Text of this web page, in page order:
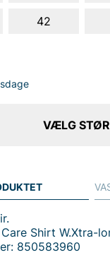
42
VÆLG
Shirt W.Xtra-
850583960